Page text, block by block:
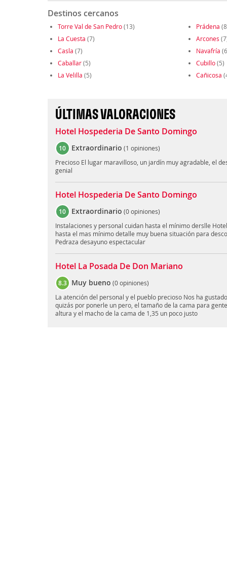
Destinos cercanos
Torre Val de San Pedro(13) Prádena
La Cuesta (7) Arcones
Casla (7) Navafría
Caballar(5) Cubillo(5)
La Velilla (5) Cañicosa
ÚLTIMAS VALORACIONES
Hotel Hospederia De Santo Domingo
10 Extraordinario (1 opiniones)
Precioso El lugar maravilloso, un jardín muy agradable, el
genial
Hotel Hospederia De Santo Domingo
10 Extraordinario (0 opiniones)
Instalaciones y personal cuidan hasta el mínimo derslle
hasta el mas mínimo detalle muy buena situación para
Pedraza desayuno espectacular
Hotel La Posada De Don Mariano
8.3 Muy bueno (0 opiniones)
La atención del personal y el pueblo precioso Nos ha
quizás por ponerle un pero, el tamaño de la cama para
altura y el macho de la cama de 1,35 un poco justo